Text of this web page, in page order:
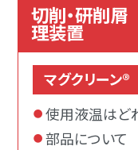
切削・研削
理装置
マグクリーン®
使用液温はど
部品について